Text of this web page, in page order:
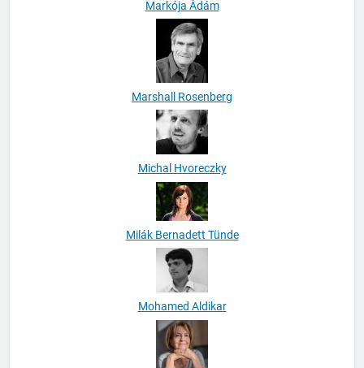
Markója Ádám
Marshall Rosenberg
Michal Hvoreczky
Milák Bernadett Tünde
Mohamed Aldikar